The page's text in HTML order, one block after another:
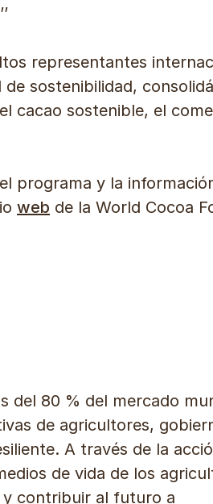
representantes
sostenibilidad,
cacao sostenible, el
programa y la
web de la World Cocoa
del 80 % del mercado
de agricultores,
A través de la
de vida de los
contribuir al futuro a